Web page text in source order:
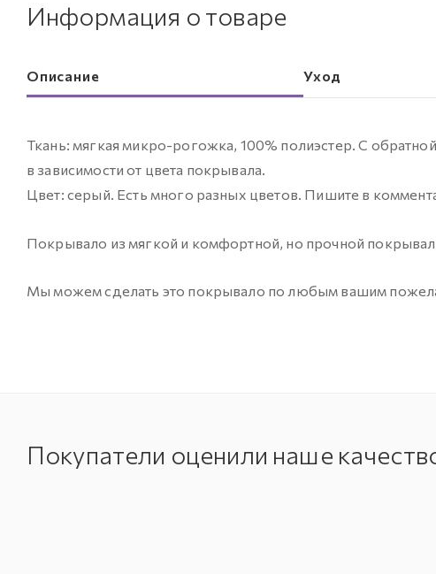
Информация о товаре
Описание Уход
Ткань: мягкая микро-рогожка, 100% полиэстер. С
в зависимости от цвета покрывала.
Цвет: серый. Есть много разных цветов. Пишите в
Покрывало из мягкой и комфортной, но прочной
Мы можем сделать это покрывало по любым вашим
Покупатели оценили наше